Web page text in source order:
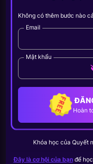
Không có thêm bước nào
Email
Mật khẩu
Hoàn
Khóa học của Quyết
Đây là cơ hội của bạnđể học